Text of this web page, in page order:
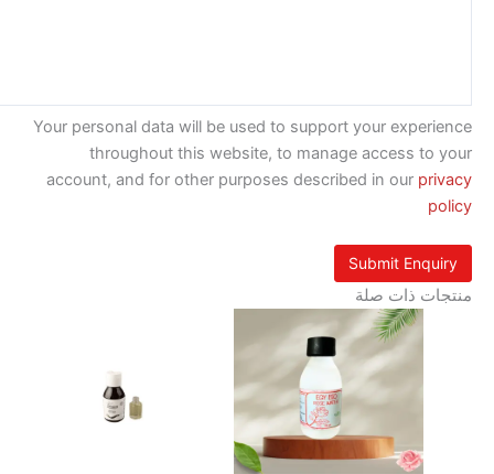
Your personal data will be used to support your
throughout this website, to manage access
account, and for other purposes described in our
ذات صلة